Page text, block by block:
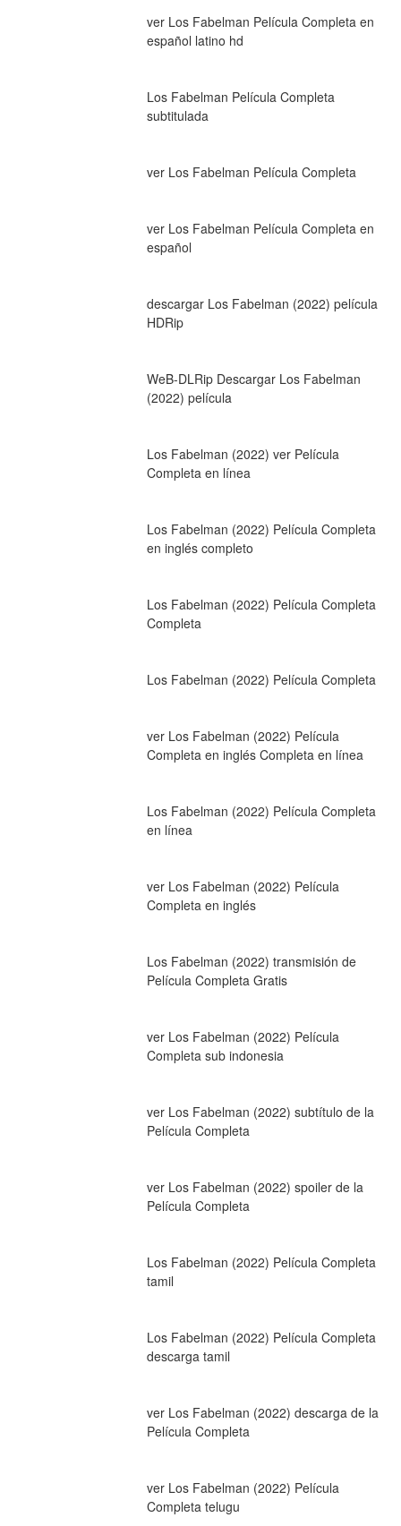
ver Los Fabelman Película Completa en
español latino hd
Los Fabelman Película Completa
subtitulada
ver Los Fabelman Película Completa
ver Los Fabelman Película Completa en
español
descargar Los Fabelman (2022) película
HDRip
WeB-DLRip Descargar Los Fabelman
(2022) película
Los Fabelman (2022) ver Película
Completa en línea
Los Fabelman (2022) Película Completa
en inglés completo
Los Fabelman (2022) Película Completa
Completa
Los Fabelman (2022) Película Completa
ver Los Fabelman (2022) Película
Completa en inglés Completa en línea
Los Fabelman (2022) Película Completa
en línea
ver Los Fabelman (2022) Película
Completa en inglés
Los Fabelman (2022) transmisión de
Película Completa Gratis
ver Los Fabelman (2022) Película
Completa sub indonesia
ver Los Fabelman (2022) subtítulo de la
Película Completa
ver Los Fabelman (2022) spoiler de la
Película Completa
Los Fabelman (2022) Película Completa
tamil
Los Fabelman (2022) Película Completa
descarga tamil
ver Los Fabelman (2022) descarga de la
Película Completa
ver Los Fabelman (2022) Película
Completa telugu